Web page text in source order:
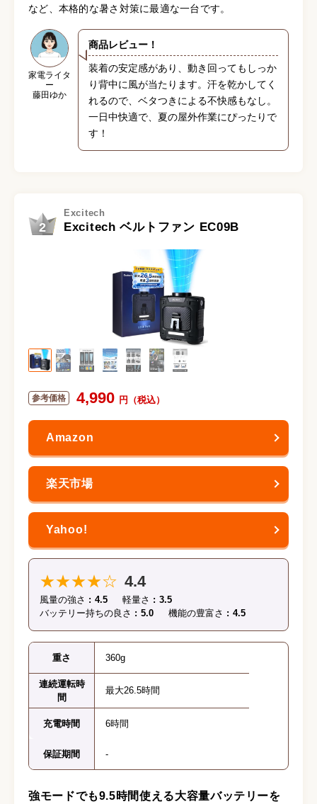
など、本格的な暑さ対策に最適な一台です。
家電ライタ
ー
藤田ゆか
商品レビュー！
装着の安定感があり、動き回ってもしっか
り背中に風が当たります。汗を乾かしてく
れるので、ベタつきによる不快感もなし。
一日中快適で、夏の屋外作業にぴったりで
す！
2
Excitech
Excitech ベルトファン EC09B
4,990
★★★★☆ 4.4
風量の強さ 4.5 軽量さ
3.5
バッテリー持ちの良さ
5.0 機能の豊富さ 4.5
重さ 360g
連続運転時
間
最大26.5時間
充電時間 6時間
保証期間 -
強モードでも9.5時間使える大容量バッテリーを